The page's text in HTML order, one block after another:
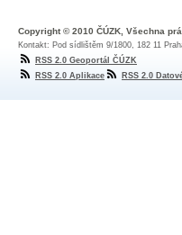
Copyright © 2010 ČÚZK, Všechna
Kontakt: Pod sídlištěm 9/1800, 182 11
RSS 2.0 Geoportál ČÚZK
RSS 2.0 Aplikace
RSS 2.0